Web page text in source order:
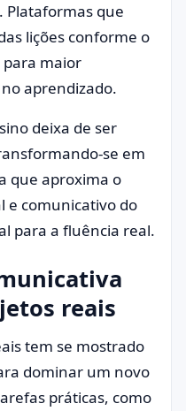
Plataformas que
lições conforme o
maior
aprendizado.
deixa de ser
se em
que aproxima o
e comunicativo do
para a fluência real.
reais
tem se mostrado
dominar um novo
práticas, como